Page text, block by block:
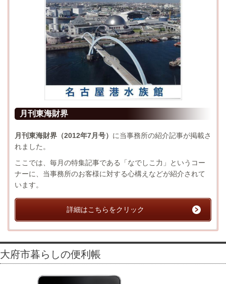
月刊東海財界
月刊東海財界（2012年7月号） に当事務所の紹介記事が掲載さ
れました。
ここでは、毎月の特集記事である「なでしこ力」というコー
ナーに、当事務所のお客様に対する心構えなどが紹介されて
います。
詳細はこちらをクリック
大府市暮らしの便利帳